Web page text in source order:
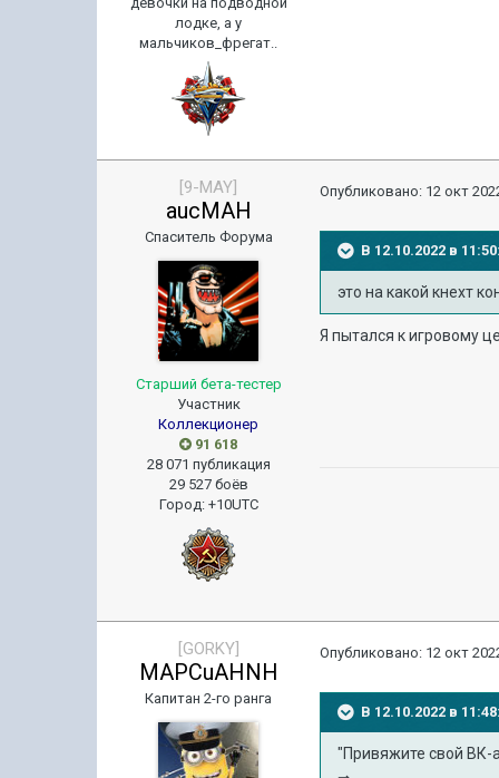
лодке, а у
мальчиков_фрегат..
[9-MAY]
aucMAH
Спаситель Форума
Старший бета-тестер
Участник
Коллекционер
91 618
28 071 публикация
29 527 боёв
Город: +10UTC
Опубликовано: 12 окт
В 12.10.2022 в
это на какой кнехт
Я пытался к игровому
[GORKY]
MAPCuAHNH
Капитан 2-го ранга
Опубликовано: 12 окт
В 12.10.2022 в
"Привяжите свой ВК-